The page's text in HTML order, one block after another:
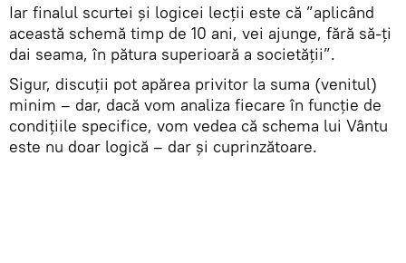
Iar finalul scurtei și logicei lecții este că ”aplicând
această schemă timp de 10 ani, vei ajunge, fără să-ți
dai seama, în pătura superioară a societății”.
Sigur, discuții pot apărea privitor la suma (venitul)
minim – dar, dacă vom analiza fiecare în funcție de
condițiile specifice, vom vedea că schema lui Vântu
este nu doar logică – dar și cuprinzătoare.